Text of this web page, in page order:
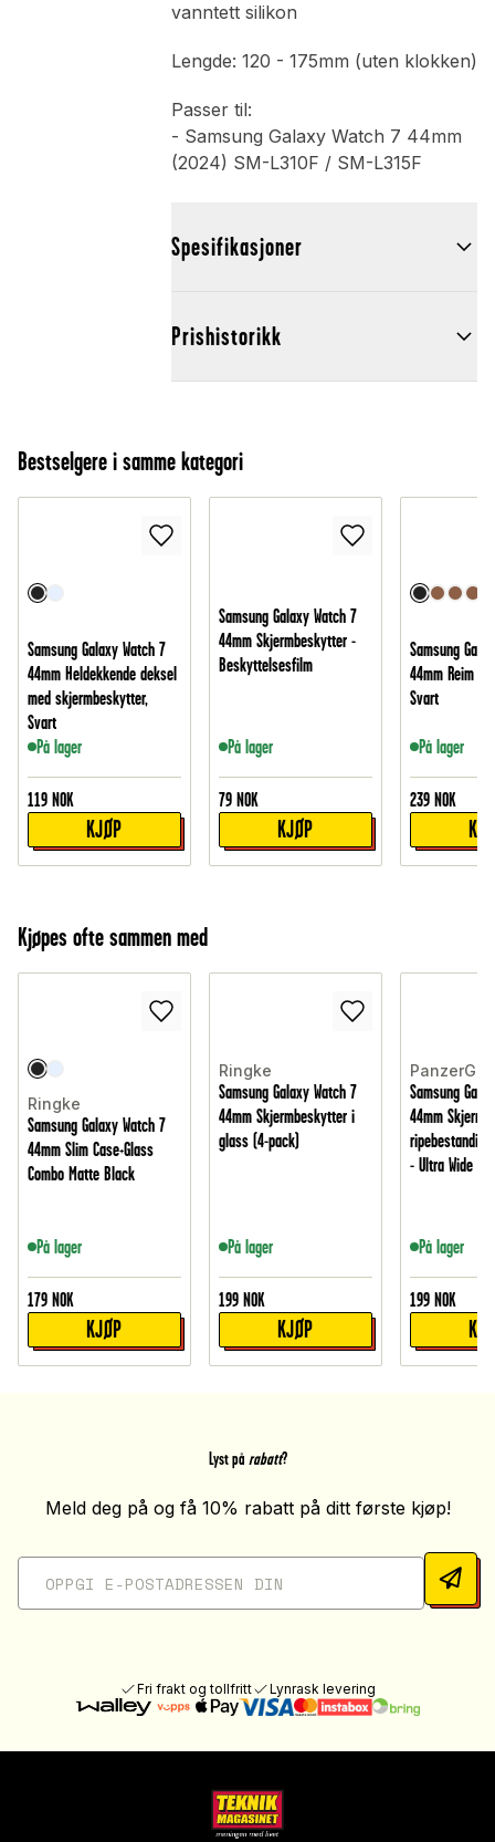
vanntett silikon
Lengde: 120 - 175mm (uten klokken)
Passer til:
- Samsung Galaxy Watch 7 44mm
(2024) SM-L310F / SM-L315F
Spesifikasjoner
Prishistorikk
Bestselgere i samme kategori
Samsung Galaxy Watch 7
44mm Heldekkende deksel
med skjermbeskytter,
Svart
På lager
119 NOK
KJØP
Samsung Galaxy Watch 7
44mm Skjermbeskytter -
Beskyttelsesfilm
På lager
79 NOK
KJØP
Samsung
44mm Reim i
Svart
På lager
239 NOK
Kjøpes ofte sammen med
Ringke
Samsung Galaxy Watch 7
44mm Slim Case+Glass
Combo Matte Black
På lager
179 NOK
KJØP
Ringke
Samsung Galaxy Watch 7
44mm Skjermbeskytter i
glass (4-pack)
På lager
199 NOK
KJØP
Samsung
44mm
ripebestandig
- Ultra Wide Fit
På lager
199 NOK
Lyst på rabatt?
Meld deg på og få 10% rabatt på ditt første kjøp!
Fri frakt og tollfritt Lynrask levering